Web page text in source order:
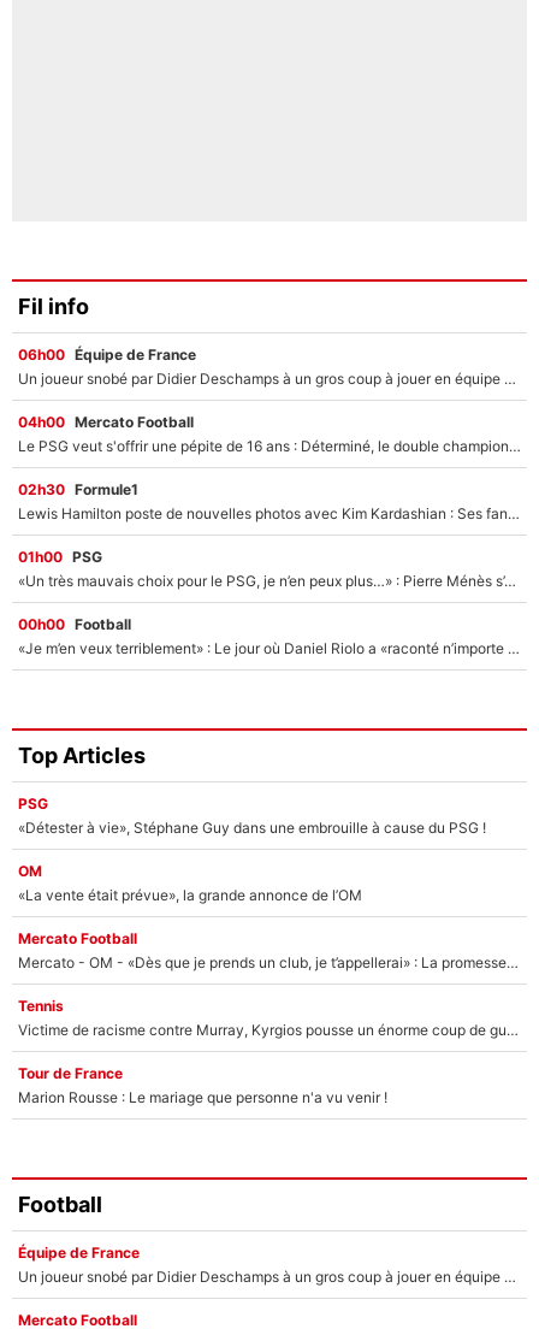
Fil info
06h00 Équipe de France
Un joueur snobé par Didier Deschamps à un gros coup à jouer en équipe de France : Zinedine Zidane a trouvé son numéro 9 ?
04h00 Mercato Football
Le PSG veut s'offrir une pépite de 16 ans : Déterminé, le double champion d'Europe en titre est prêt à lâcher 40M€ pour celui que l'on compare déjà à Vinicius Jr !
02h30 Formule1
Lewis Hamilton poste de nouvelles photos avec Kim Kardashian : Ses fans le voient déjà redevenir champion du monde de F1 grâce à elle !
01h00 PSG
«Un très mauvais choix pour le PSG, je n’en peux plus…» : Pierre Ménès s’est complètement trompé avec Luis Enrique et ces déclarations le prouvent !
00h00 Football
«Je m’en veux terriblement» : Le jour où Daniel Riolo a «raconté n’importe quoi» dans l'After Foot !
Top Articles
PSG
«Détester à vie», Stéphane Guy dans une embrouille à cause du PSG !
OM
«La vente était prévue», la grande annonce de l’OM
Mercato Football
Mercato - OM - «Dès que je prends un club, je t’appellerai» : La promesse de Marcelino au moment de claquer la porte
Tennis
Victime de racisme contre Murray, Kyrgios pousse un énorme coup de gueule !
Tour de France
Marion Rousse : Le mariage que personne n'a vu venir !
Football
Équipe de France
Un joueur snobé par Didier Deschamps à un gros coup à jouer en équipe de France : Zinedine Zidane a trouvé son numéro 9 ?
Mercato Football